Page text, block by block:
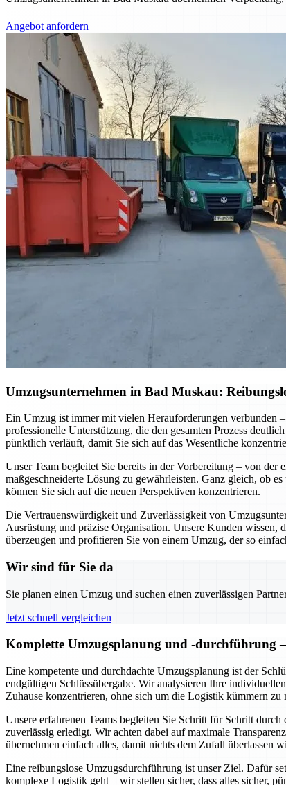
Angebot anfordern
Umzugsunternehmen in Bad Muskau:
Ein Umzug ist immer mit vielen Herauforderungen verbunden
professionelle Unterstützung, die den gesamten Prozess
pünktlich verläuft, damit Sie sich auf das Wesentliche
Unser Team begleitet Sie bereits in der Vorbereitung – von
maßgeschneiderte Lösung zu gewährleisten. Ganz gleich, ob
können Sie sich auf die neuen Perspektiven konzentrieren.
Die Vertrauenswürdigkeit und Zuverlässigkeit von
Ausrüstung und präzise Organisation. Unsere Kunden wissen,
überzeugen und profitieren Sie von einem Umzug, der so
Wir sind für Sie da
Sie planen einen Umzug und suchen einen zuverlässigen
Jetzt schnell vergleichen
Komplette Umzugsplanung und -durchführung
Eine kompetente und durchdachte Umzugsplanung ist der
endgültigen Schlüssübergabe. Wir analysieren Ihre
Zuhause konzentrieren, ohne sich um die Logistik kümmern zu
Unsere erfahrenen Teams begleiten Sie Schritt für Schritt
zuverlässig erledigt. Wir achten dabei auf maximale
übernehmen einfach alles, damit nichts dem Zufall überlassen
Eine reibungslose Umzugsdurchführung ist unser Ziel. Dafür
komplexe Logistik geht – wir stellen sicher, dass alles sicher,